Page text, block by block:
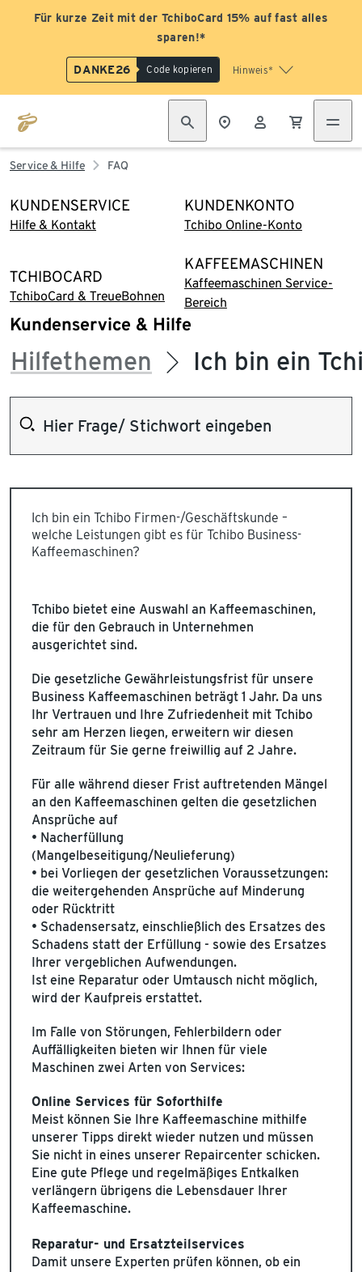
Für kurze Zeit mit der TchiboCard 15% auf fast alles
sparen!*
DANKE26 Code kopieren Hinweis*
Service & Hilfe FAQ
KUNDENSERVICE
Hilfe & Kontakt
KUNDENKONTO
Tchibo Online-Konto
TCHIBOCARD
TchiboCard & TreueBohnen
KAFFEEMASCHINEN
Kaffeemaschinen Service-
Bereich
Kundenservice & Hilfe
Hilfethemen Ich bin ein
Ich bin ein Tchibo Firmen-/Geschäftskunde –
welche Leistungen gibt es für Tchibo Business-
Kaffeemaschinen?
Tchibo bietet eine Auswahl an Kaffeemaschinen,
die für den Gebrauch in Unternehmen
ausgerichtet sind.
Die gesetzliche Gewährleistungsfrist für unsere
Business Kaffeemaschinen beträgt 1 Jahr. Da uns
Ihr Vertrauen und Ihre Zufriedenheit mit Tchibo
sehr am Herzen liegen, erweitern wir diesen
Zeitraum für Sie gerne freiwillig auf 2 Jahre.
Für alle während dieser Frist auftretenden Mängel
an den Kaffeemaschinen gelten die gesetzlichen
Ansprüche auf
• Nacherfüllung
(Mangelbeseitigung/Neulieferung)
• bei Vorliegen der gesetzlichen Voraussetzungen:
die weitergehenden Ansprüche auf Minderung
oder Rücktritt
• Schadensersatz, einschließlich des Ersatzes des
Schadens statt der Erfüllung - sowie des Ersatzes
Ihrer vergeblichen Aufwendungen.
Ist eine Reparatur oder Umtausch nicht möglich,
wird der Kaufpreis erstattet.
Im Falle von Störungen, Fehlerbildern oder
Auffälligkeiten bieten wir Ihnen für viele
Maschinen zwei Arten von Services:
Online Services für Soforthilfe
Meist können Sie Ihre Kaffeemaschine mithilfe
unserer Tipps direkt wieder nutzen und müssen
Sie nicht in eines unserer Repaircenter schicken.
Eine gute Pflege und regelmäßiges Entkalken
verlängern übrigens die Lebensdauer Ihrer
Kaffeemaschine.
Reparatur- und Ersatzteilservices
Damit unsere Experten prüfen können, ob ein